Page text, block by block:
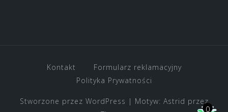
Kontakt
Formularz reklamacyjny
Polityka Prywatności
Stworzone przez WordPress | Motyw: Astrid przez
0